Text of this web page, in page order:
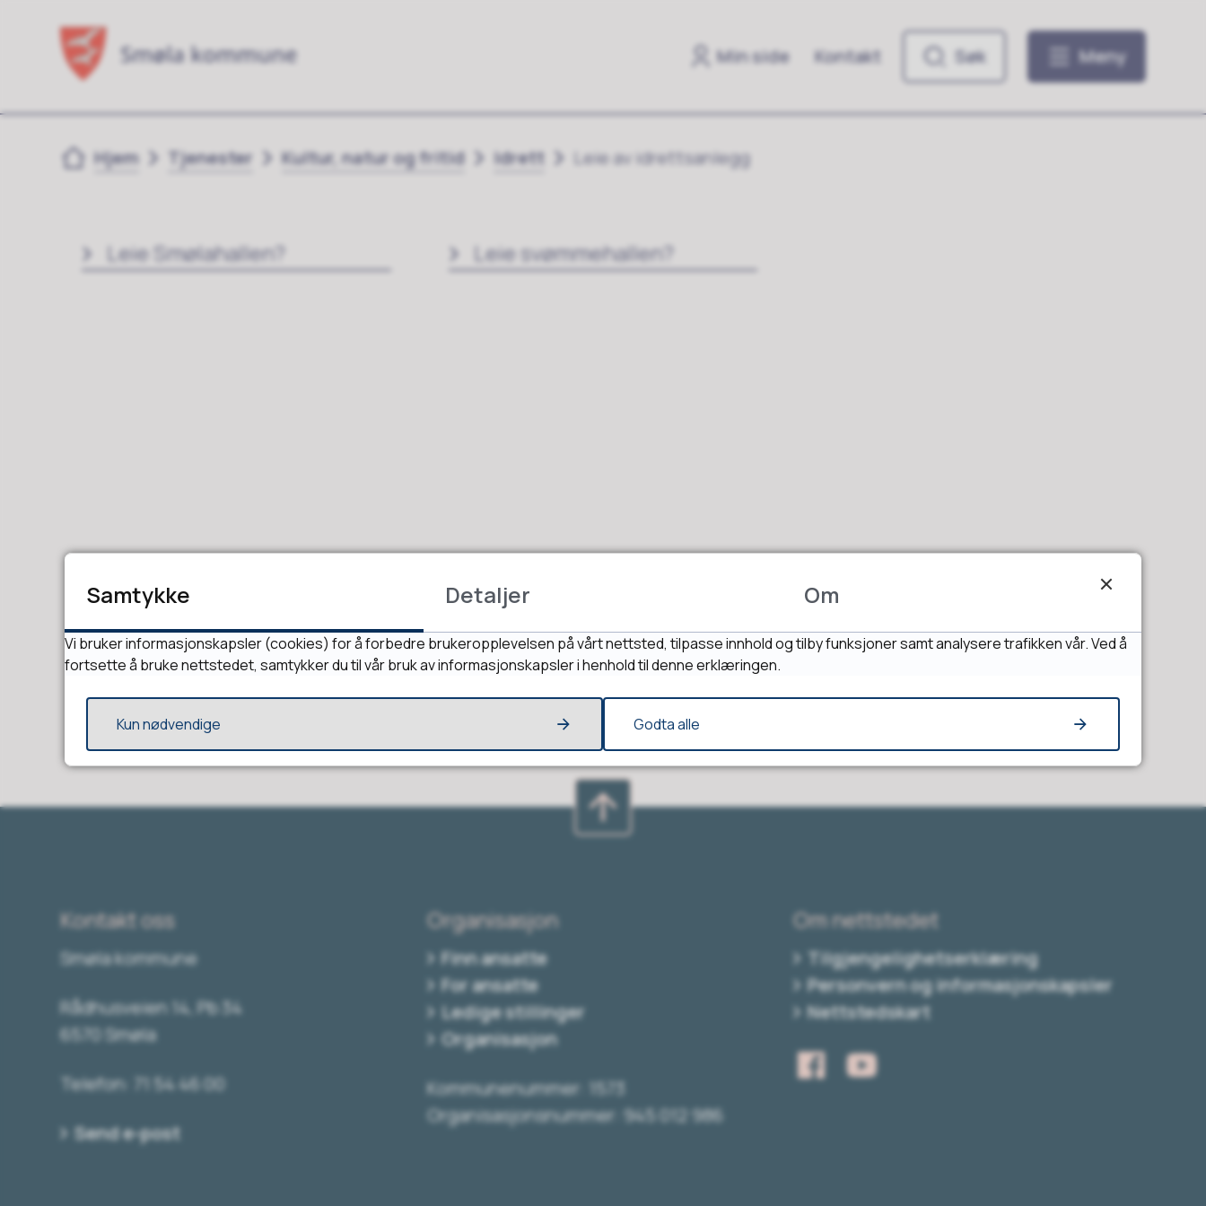
Min side Kontakt Søk Meny
Du er her:
Hjem Tjenester Kultur, natur og fritid Idrett Leie av idrettsanlegg
Leie Smølahallen? Leie svømmehallen?
Kontakt oss
Smøla kommune
Rådhusveien 14, Pb 34
6570 Smøla
Telefon: 71 54 46 00
Send e-post
Organisasjon
Finn ansatte
For ansatte
Ledige stillinger
Organisasjon
Kommunenummer: 1573
Organisasjonsnummer: 945 012 986
Om nettstedet
Tilgjengelighetserklæring
Personvern og informasjonskapsler
Nettstedskart
Samtykke Detaljer Om
Vi bruker informasjonskapsler (cookies) for å forbedre brukeropplevelsen på vårt nettsted, tilpasse innhold og tilby funksjoner samt analysere trafikken vår. Ved å
fortsette å bruke nettstedet, samtykker du til vår bruk av informasjonskapsler i henhold til denne erklæringen.
Kun nødvendige Godta alle